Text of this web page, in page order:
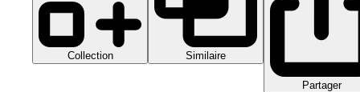
Collection Similaire
Partager